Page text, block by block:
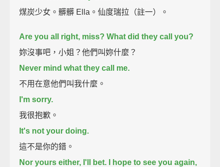
煤炭少女。髒髒 Ella。仙度瑞拉（註一）。
Are you all right, miss? What did they call you?
妳沒事吧，小姐？他們叫妳什麼？
Never mind what they call me.
不用在意他們叫我什麼。
I'm sorry.
我很抱歉。
It's not your doing.
這不是你的錯。
Nor yours either, I'll bet. I hope to see you again,